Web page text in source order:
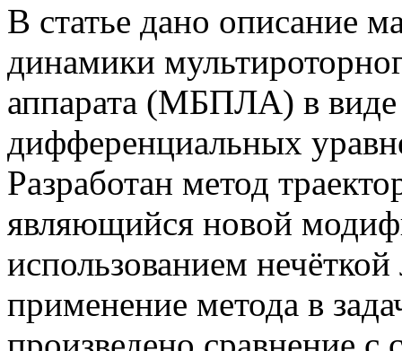
В статье дано описание
динамики
аппарата (МБПЛА) в
дифференциальных
Разработан метод
являющийся новой
использованием
применение метода в